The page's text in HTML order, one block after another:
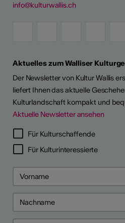
info@kulturwallis.ch
Aktuelles zum Walliser
Der Newsletter von Kultur Wallis
liefert Ihnen das aktuelle
Kulturlandschaft kompakt und
Aktuelle Newsletter ansehen
Für Kulturschaffende
Für Kulturinteressierte